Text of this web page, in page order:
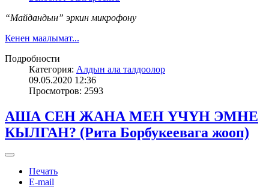
“Майдандын” эркин микрофону
Кенен маалымат...
Подробности
Категория: Алдын ала талдоолор
09.05.2020 12:36
Просмотров: 2593
АША СЕН ЖАНА МЕН ҮЧҮН ЭМНЕ
КЫЛГАН? (Рита Борбукеевага жооп)
Печать
E-mail